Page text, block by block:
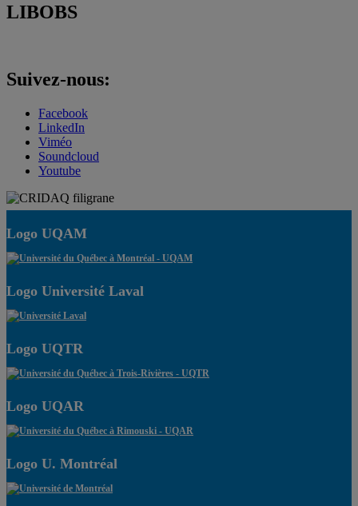
LIBOBS
Suivez-nous:
Facebook
LinkedIn
Viméo
Soundcloud
Youtube
Logo UQAM
Logo Université Laval
Logo UQTR
Logo UQAR
Logo U. Montréal